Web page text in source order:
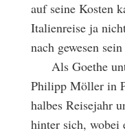
auf seine Kosten
Italienreise ja
nach gewesen
Als Goethe
Philipp Möller in
halbes Reisejahr
hinter sich, wobei